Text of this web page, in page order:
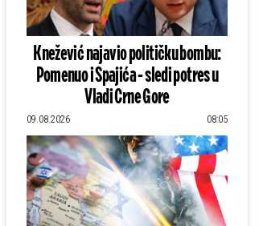
Knežević najavio političku bombu:
Pomenuo i Spajića - sledi potres u
Vladi Crne Gore
09.08.2026 08:05